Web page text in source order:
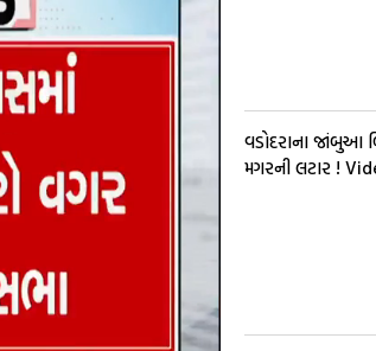
વડોદરાના જાંબુઆ
મગરની લટાર !